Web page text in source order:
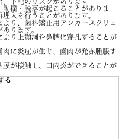
揺・脱落が起こることがありま
入を行うことがあります。
り、歯科矯正用アンカースクリュ
ります。
り上顎洞や鼻腔に穿孔することが
に炎症が生じ、歯肉が発赤腫脹す
が接触し、口内炎ができることが
る